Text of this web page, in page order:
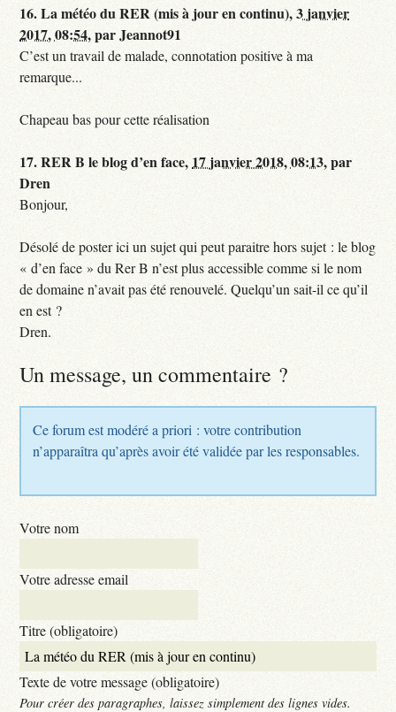
16.La météo du RER (mis à jour en continu),3 janvier
2017, 08:54,parJeannot91
C’est un travail de malade, connotation positive à ma
remarque...
Chapeau bas pour cette réalisation
17.RER B le blog d’en face, 17 janvier 2018, 08:13,par
Dren
Bonjour,
Désolé de poster ici un sujet qui peut paraitre hors sujet : le blog
« d’en face » du Rer B n’est plus accessible comme si le nom
de domaine n’avait pas été renouvelé. Quelqu’un sait-il ce qu’il
en est ?
Dren.
Un message, un commentaire ?
Ce forum est modéré a priori : votre contribution
n’apparaîtra qu’après avoir été validée par les responsables.
Votre nom
Votre adresse email
Titre (obligatoire)
Texte de votre message (obligatoire)
Pour créer des paragraphes, laissez simplement des lignes vides.